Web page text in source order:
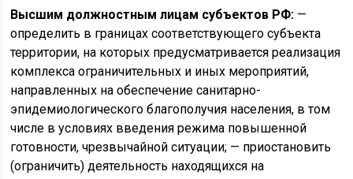
Высшим должностным лицам субъектов РФ: —
определить в границах соответствующего субъекта
территории, на которых предусматривается реализация
комплекса ограничительных и иных мероприятий,
направленных на обеспечение санитарно-
эпидемиологического благополучия населения, в том
числе в условиях введения режима повышенной
готовности, чрезвычайной ситуации; — приостановить
(ограничить) деятельность находящихся на